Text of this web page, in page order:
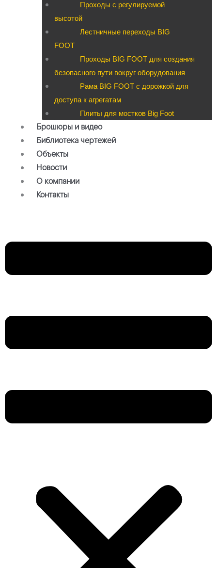
Проходы с регулируемой
высотой
Лестничные переходы BIG
FOOT
Проходы BIG FOOT для создания
безопасного пути вокруг оборудования
Рама BIG FOOT с дорожкой для
доступа к агрегатам
Плиты для мостков Big Foot
Брошюры и видео
Библиотека чертежей
Объекты
Новости
О компании
Контакты